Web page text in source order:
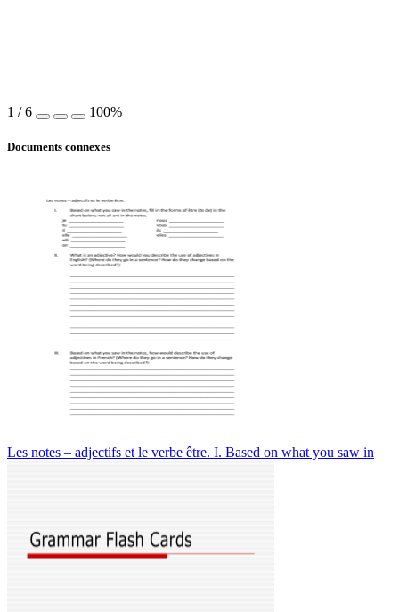
1 /6 100%
Documents connexes
Les notes – adjectifs et le verbe être. I. Based on what you saw in